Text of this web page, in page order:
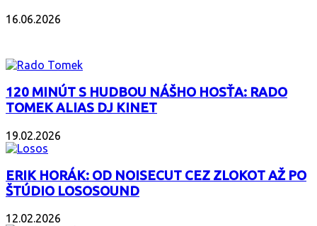
16.06.2026
120 MINÚT S HUDBOU NÁŠHO HOSŤA: RADO
TOMEK ALIAS DJ KINET
19.02.2026
ERIK HORÁK: OD NOISECUT CEZ ZLOKOT AŽ PO
ŠTÚDIO LOSOSOUND
12.02.2026